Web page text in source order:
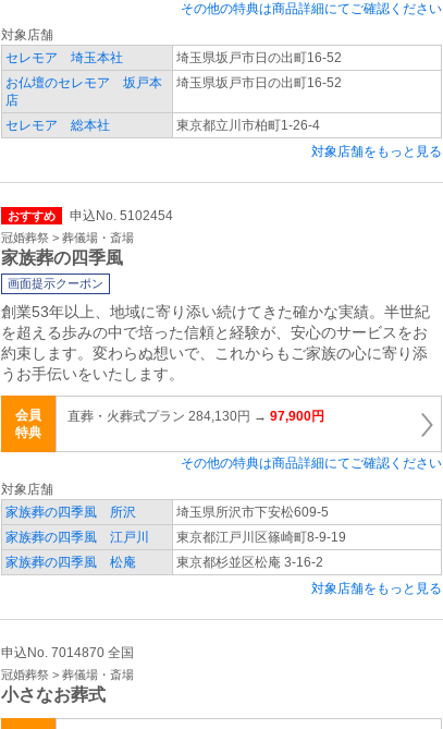
その他の特典は商品詳細にてご確認ください
対象店舗
セレモア 埼玉本社
埼玉県坂戸市日の出町16‐52
お仏壇のセレモア 坂戸本
店
埼玉県坂戸市日の出町16‐52
セレモア 総本社
東京都立川市柏町1‐26‐4
対象店舗をもっと見る
おすすめ 申込No. 5102454
冠婚葬祭 > 葬儀場・斎場
家族葬の四季風
画面提示クーポン
創業53年以上、地域に寄り添い続けてきた確かな実績。半世紀
を超える歩みの中で培った信頼と経験が、安心のサービスをお
約束します。変わらぬ想いで、これからもご家族の心に寄り添
うお手伝いをいたします。
会員
特典
直葬・火葬式プラン 284,130円 → 97,900円
その他の特典は商品詳細にてご確認ください
対象店舗
家族葬の四季風 所沢
埼玉県所沢市下安松609-5
家族葬の四季風 江戸川
東京都江戸川区篠崎町8-9-19
家族葬の四季風 松庵
東京都杉並区松庵 3-16-2
対象店舗をもっと見る
申込No. 7014870 全国
冠婚葬祭 > 葬儀場・斎場
小さなお葬式